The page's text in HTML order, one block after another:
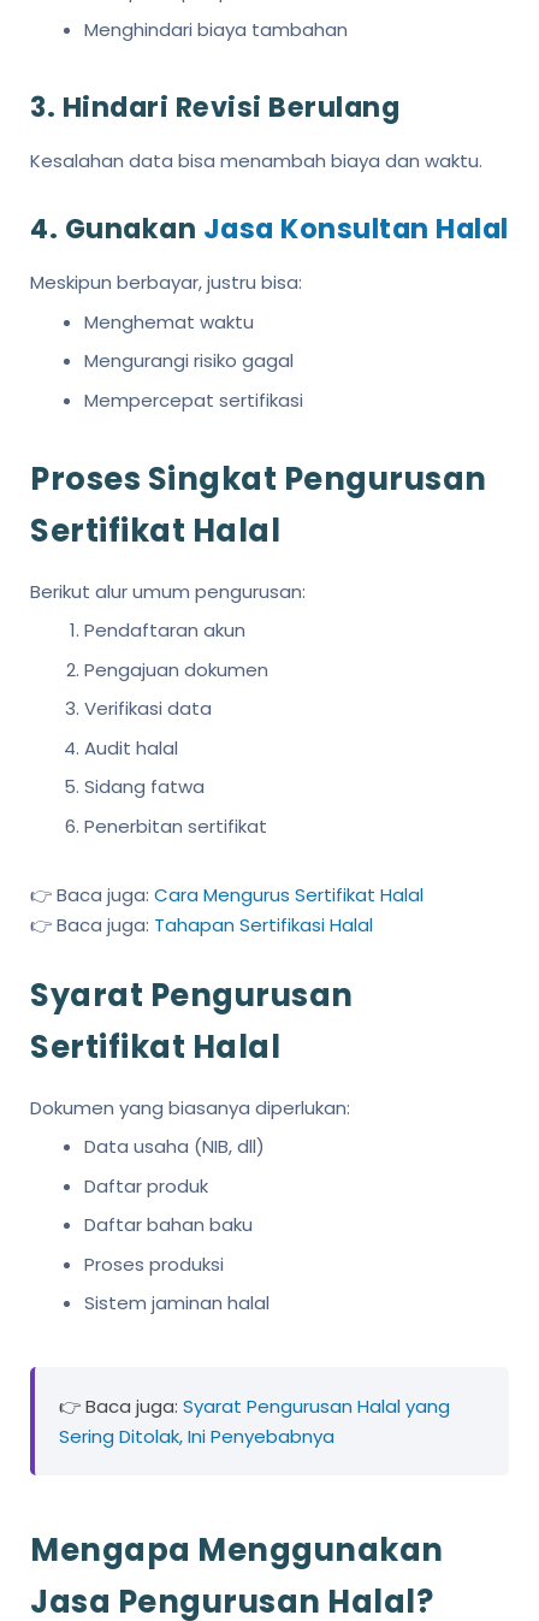
Menghindari biaya tambahan
3. Hindari Revisi Berulang
Kesalahan data bisa menambah biaya dan waktu.
4. Gunakan Jasa Konsultan Halal
Meskipun berbayar, justru bisa:
Menghemat waktu
Mengurangi risiko gagal
Mempercepat sertifikasi
Proses Singkat Pengurusan
Sertifikat Halal
Berikut alur umum pengurusan:
Pendaftaran akun
Pengajuan dokumen
Verifikasi data
Audit halal
Sidang fatwa
Penerbitan sertifikat
👉 Baca juga: Cara Mengurus Sertifikat Halal
👉 Baca juga: Tahapan Sertifikasi Halal
Syarat Pengurusan
Sertifikat Halal
Dokumen yang biasanya diperlukan:
Data usaha (NIB, dll)
Daftar produk
Daftar bahan baku
Proses produksi
Sistem jaminan halal
👉 Baca juga: Syarat Pengurusan Halal yang
Sering Ditolak, Ini Penyebabnya
Mengapa Menggunakan
Jasa Pengurusan Halal?